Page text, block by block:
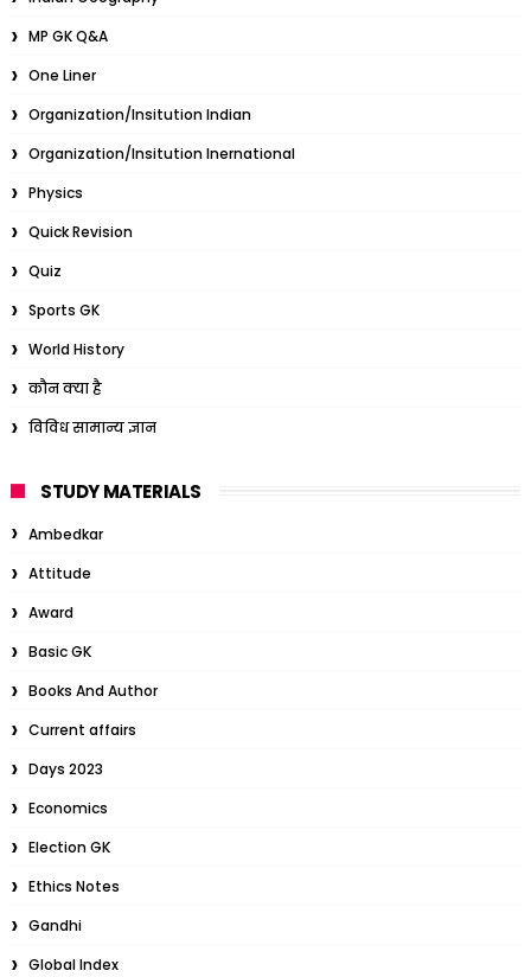
MP GK Q&A
One Liner
Organization/Insitution Indian
Organization/Insitution Inernational
Physics
Quick Revision
Quiz
Sports GK
World History
कौन क्या है
विविध सामान्य ज्ञान
STUDY MATERIALS
Ambedkar
Attitude
Award
Basic GK
Books And Author
Current affairs
Days 2023
Economics
Election GK
Ethics Notes
Gandhi
Global Index